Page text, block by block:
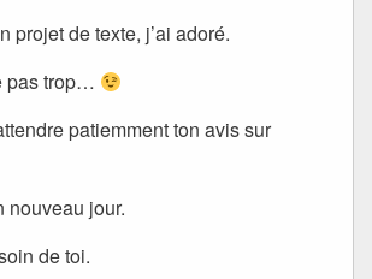
projet de texte, j’ai adoré.
pas trop…
patiemment ton avis sur
nouveau jour.
de toi.